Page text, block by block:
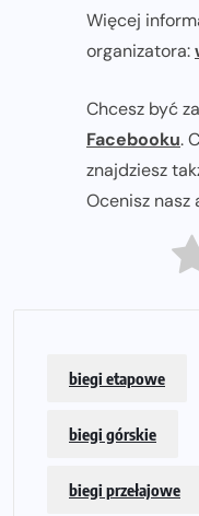
Więcej
organizatora:
Chcesz być
Facebooku.
znajdziesz
Ocenisz nasz
biegi etapowe
biegi górskie
biegi przełajowe